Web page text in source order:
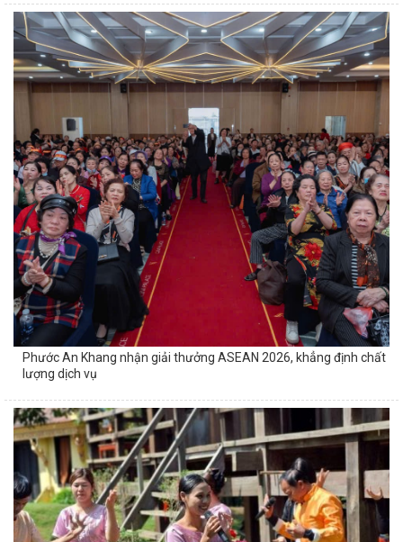
Phước An Khang nhận giải thưởng ASEAN 2026, khẳng định chất
lượng dịch vụ